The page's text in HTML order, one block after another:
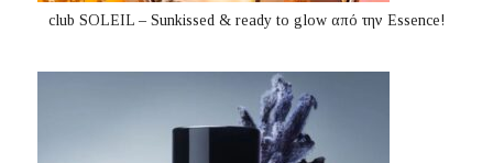
club SOLEIL – Sunkissed & ready to glow από την Essence!